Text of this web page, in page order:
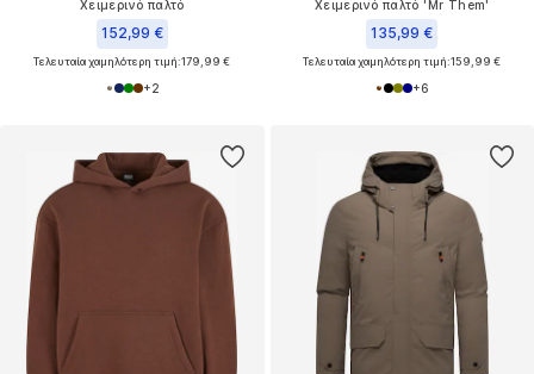
Χειμερινό παλτό
152,99 €
Τελευταία χαμηλότερη τιμή:179,99 €
+2
Χειμερινό παλτό 'Mr Them'
135,99 €
Τελευταία χαμηλότερη τιμή:159,99 €
+6